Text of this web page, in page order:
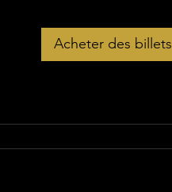
Acheter des billets